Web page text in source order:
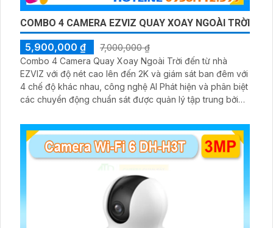
COMBO 4 CAMERA EZVIZ QUAY XOAY NGOÀI TRỜI
5,900,000 ₫
7,000,000 ₫
Combo 4 Camera Quay Xoay Ngoài Trời đến từ nhà
EZVIZ với độ nét cao lên đến 2K và giám sát ban đêm với
4 chế độ khác nhau, công nghệ AI Phát hiện và phân biệt
các chuyển động chuẩn sát được quản lý tập trung bởi